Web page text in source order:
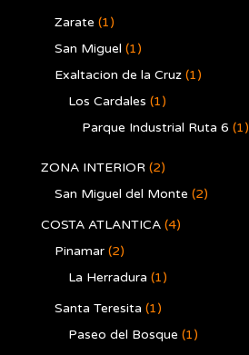
Zarate (1)
San Miguel (1)
Exaltacion de la Cruz (1)
Los Cardales (1)
Parque Industrial Ruta 6 (1)
ZONA INTERIOR (2)
San Miguel del Monte (2)
COSTA ATLANTICA (4)
Pinamar (2)
La Herradura (1)
Santa Teresita (1)
Paseo del Bosque (1)